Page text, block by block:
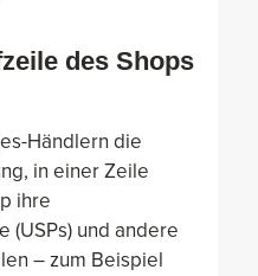
des Shops
Händlern die
in einer Zeile
ihre
(USPs) und andere
– zum Beispiel